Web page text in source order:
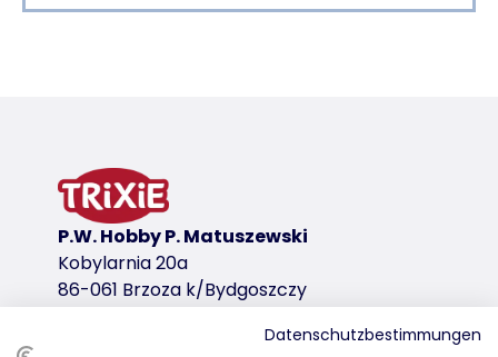
metal, malowany proszkowo
wariant produktu
wariant produktu: unikalny numer
Wymiary
P.W. Hobby P. Matuszewski
Kobylarnia 20a
86-061 Brzoza k/Bydgoszczy
Datenschutzbestimmungen